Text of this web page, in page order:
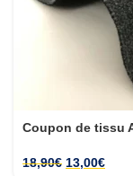
Coupon de tissu
18,90€ 13,00€